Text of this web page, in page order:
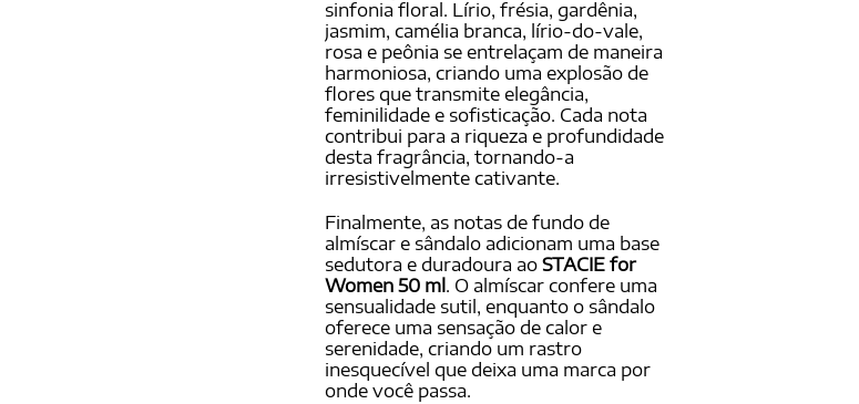
sinfonia floral. Lírio, frésia, gardênia,
jasmim, camélia branca, lírio-do-vale,
rosa e peônia se entrelaçam de maneira
harmoniosa, criando uma explosão de
flores que transmite elegância,
feminilidade e sofisticação. Cada nota
contribui para a riqueza e profundidade
desta fragrância, tornando-a
irresistivelmente cativante.
Finalmente, as notas de fundo de
almíscar e sândalo adicionam uma base
sedutora e duradoura ao STACIE for
Women 50 ml . O almíscar confere uma
sensualidade sutil, enquanto o sândalo
oferece uma sensação de calor e
serenidade, criando um rastro
inesquecível que deixa uma marca por
onde você passa.